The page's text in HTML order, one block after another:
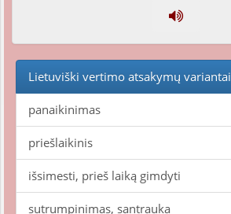
Lietuviški vertimo atsakymų variantai
panaikinimas
priešlaikinis
išsimesti, prieš laiką gimdyti
sutrumpinimas, santrauka